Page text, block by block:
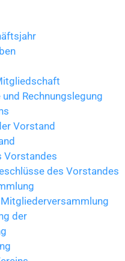
Rechnungslegung
Vorstand
Vorstandes
des Vorstandes
der